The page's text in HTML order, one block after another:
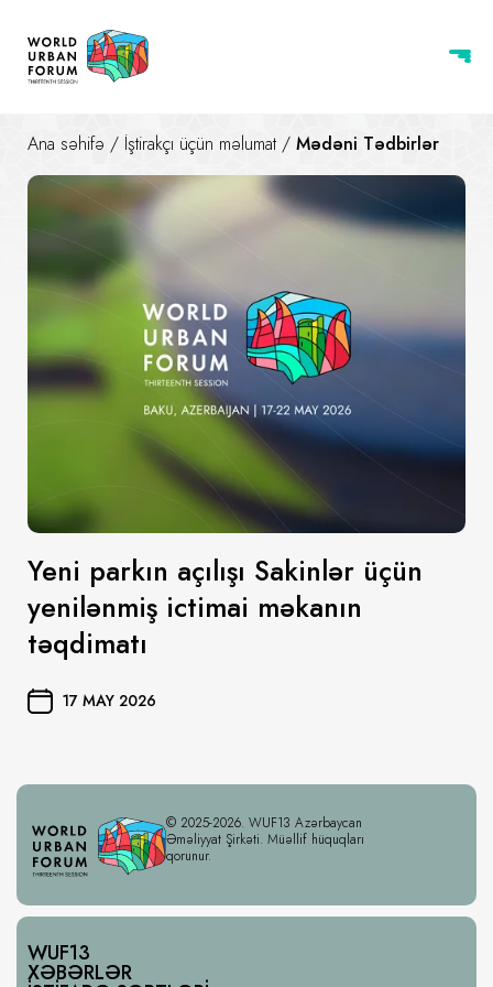
Ana səhifə / İştirakçı üçün məlumat/ Mədəni Tədbirlər
Yeni parkın açılışı Sakinlər üçün
yenilənmiş ictimai məkanın
təqdimatı
17 MAY 2026
© 2025-2026. WUF13 Azərbaycan
Əməliyyat Şirkəti. Müəllif hüquqları
qorunur.
WUF13
XƏBƏRLƏR